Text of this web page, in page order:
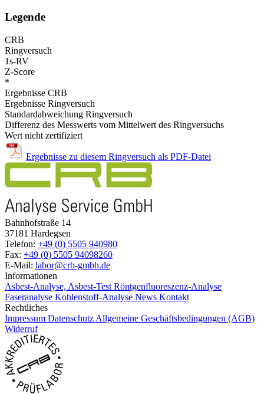
Legende
CRB
Ringversuch
1s-RV
Z-Score
*
Ergebnisse CRB
Ergebnisse Ringversuch
Standardabweichung Ringversuch
Differenz des Messwerts vom Mittelwert des Ringversuchs
Wert nicht zertifiziert
Ergebnisse zu diesem Ringversuch als PDF-Datei
Bahnhofstraße 14
37181 Hardegsen
Telefon: +49 (0) 5505 940980
Fax: +49 (0) 5505 94098260
E-Mail: labor@crb-gmbh.de
Informationen
Asbest-Analyse, Asbest-Test Röntgenfluoreszenz-Analyse
Faseranalyse Kohlenstoff-Analyse News Kontakt
Rechtliches
Impressum Datenschutz Allgemeine Geschäftsbedingungen (AGB)
Widerruf